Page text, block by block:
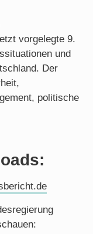
vorgelegte 9.
und
Der
politische